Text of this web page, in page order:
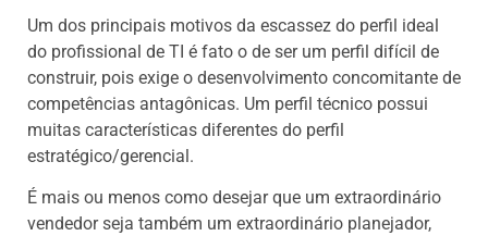
Um dos principais motivos da escassez do perfil ideal
do profissional de TI é fato o de ser um perfil difícil de
construir, pois exige o desenvolvimento concomitante de
competências antagônicas. Um perfil técnico possui
muitas características diferentes do perfil
estratégico/gerencial.
É mais ou menos como desejar que um extraordinário
vendedor seja também um extraordinário planejador,